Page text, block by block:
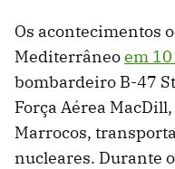
Os acontecimentos
Mediterrâneoem
bombardeiro B-47
Força Aérea
Marrocos,
nucleares. Durante